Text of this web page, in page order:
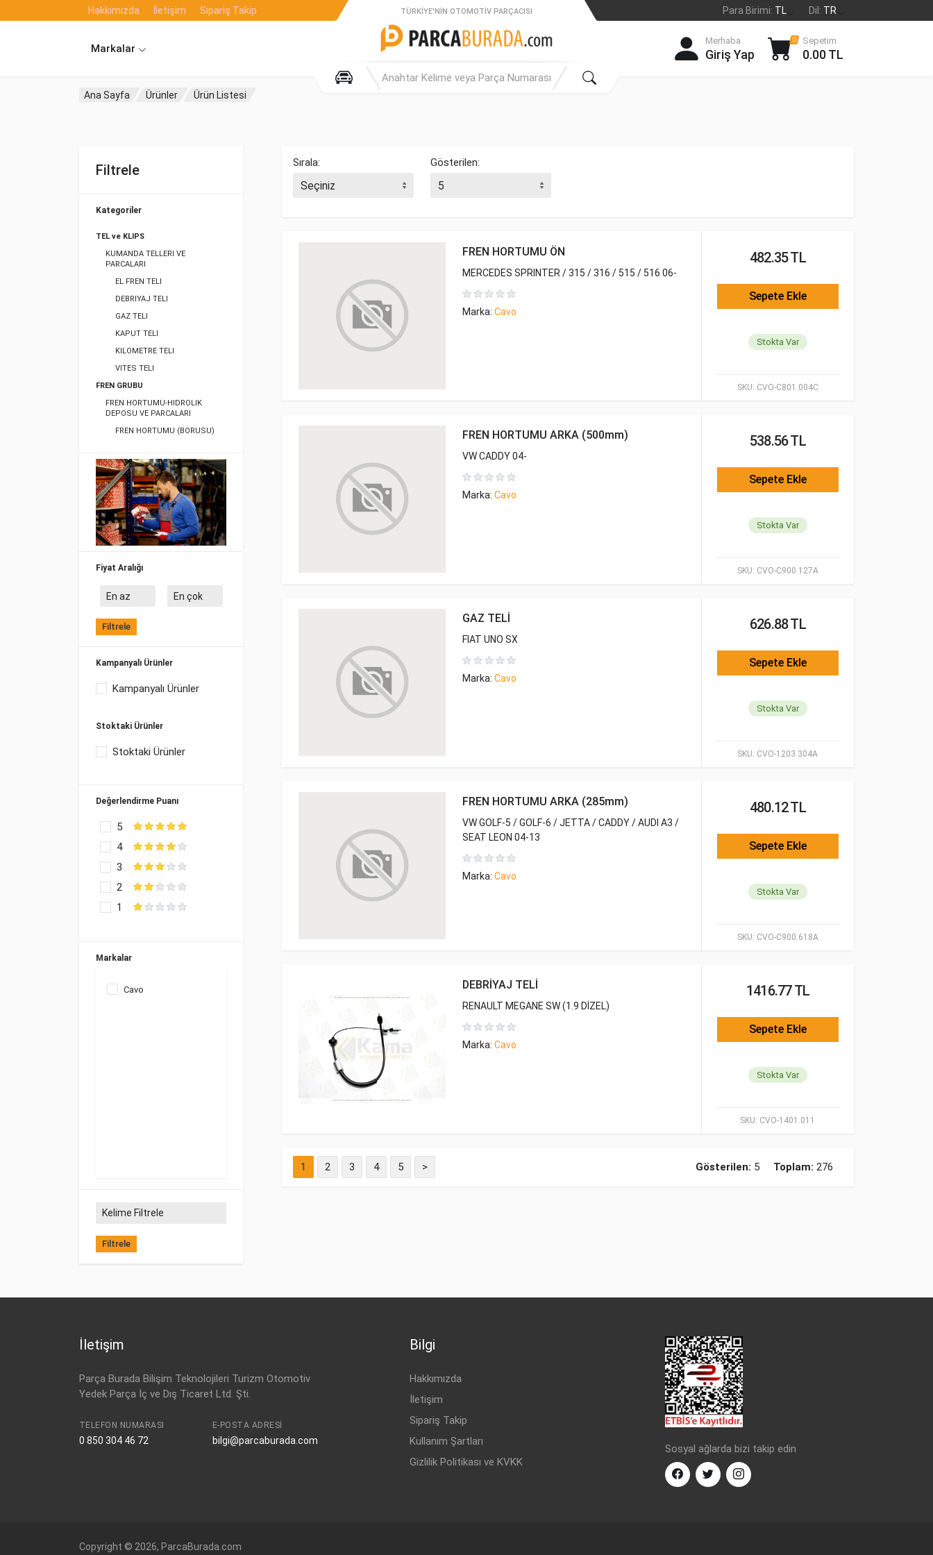
Hakkımızda İletişim Sipariş Takip Para Birimi: TL Dil: TR
Markalar
TÜRKIYE'NIN OTOMOTIV PARÇACISI
Merhaba
Giriş Yap
0 Sepetim
0.00 TL
Ana Sayfa Ürünler Ürün Listesi
Filtrele
Kategoriler
TEL ve KLIPS
KUMANDA TELLERI VE
PARCALARI
EL FREN TELI
DEBRIYAJ TELI
GAZ TELI
KAPUT TELI
KILOMETRE TELI
VITES TELI
FREN GRUBU
FREN HORTUMU-HIDROLIK
DEPOSU VE PARCALARI
FREN HORTUMU (BORUSU)
FREN KALIPERI ARKA
DEBRIYAJ-SANZUMAN VE
PARCALARI
DEBRIYAJ SETI GRUBU
DEBRIYAJ SETI
Fiyat Aralığı
Filtrele
Kampanyalı Ürünler
Kampanyalı Ürünler
Stoktaki Ürünler
Stoktaki Ürünler
Değerlendirme Puanı
5
4
3
2
1
Markalar
Cavo
Filtrele
Sırala: Gösterilen:
SKU: CVO-C801.004C
FREN HORTUMU ÖN
MERCEDES SPRINTER / 315 / 316 / 515 / 516 06-
Marka: Cavo
482.35 TL
Sepete Ekle
Stokta Var
SKU: CVO-C900.127A
FREN HORTUMU ARKA (500mm)
VW CADDY 04-
Marka: Cavo
538.56 TL
Sepete Ekle
Stokta Var
SKU: CVO-1203.304A
GAZ TELİ
FIAT UNO SX
Marka: Cavo
626.88 TL
Sepete Ekle
Stokta Var
SKU: CVO-C900.618A
FREN HORTUMU ARKA (285mm)
VW GOLF-5 / GOLF-6 / JETTA / CADDY / AUDI A3 /
SEAT LEON 04-13
Marka: Cavo
480.12 TL
Sepete Ekle
Stokta Var
SKU: CVO-1401.011
DEBRİYAJ TELİ
RENAULT MEGANE SW (1.9 DİZEL)
Marka: Cavo
1416.77 TL
Sepete Ekle
Stokta Var
1 2 3 4 5 > Gösterilen: 5 Toplam: 276
İletişim
Parça Burada Bilişim Teknolojileri Turizm Otomotiv
Yedek Parça İç ve Dış Ticaret Ltd. Şti.
TELEFON NUMARASI
0 850 304 46 72
E-POSTA ADRESI
bilgi@parcaburada.com
Bilgi
Hakkımızda
İletişim
Sipariş Takip
Kullanım Şartları
Gizlilik Politikası ve KVKK
Sosyal ağlarda bizi takip edin
Copyright © 2026, ParcaBurada.com